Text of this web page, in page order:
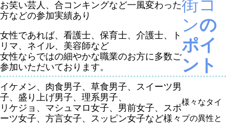
お笑い芸人、合コンキングなど一風変わった
方などの参加実績あり
女性であれば、看護士、保育士、介護士、ト
リマ、ネイル、美容師など
女性ならではの細やかな職業のお方に多数ご
参加いただいております。
イケメン、肉食男子、草食男子、スイーツ男
子、盛り上げ男子、理系男子、
リケジョ、マシュマロ女子、男前女子、スポ
ーツ女子、方言女子、スッピン女子など様々
街コ
ンの
ポイ
ント
様々なタイ
プの異性と